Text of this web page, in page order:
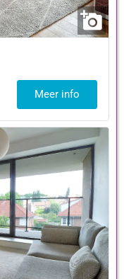
Meer info